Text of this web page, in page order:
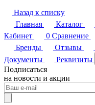
Назад к списку
Главная
Каталог
Кабинет
0 Сравнение
Бренды
Отзывы
Документы
Реквизиты
Подписаться
на новости и акции